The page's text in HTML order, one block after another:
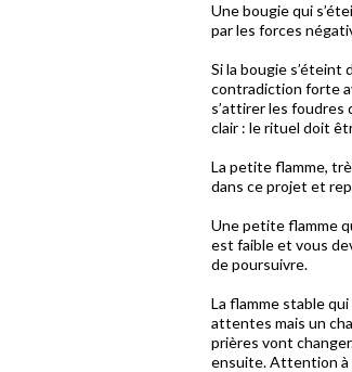
Une bougie qui
par les forces
Si la bougie
contradiction forte
s’attirer les foudres
clair : le rituel doit
La petite flamme,
dans ce projet et
Une petite flamme
est faible et vous
de poursuivre.
La flamme stable
attentes mais un
prières vont
ensuite. Attention à